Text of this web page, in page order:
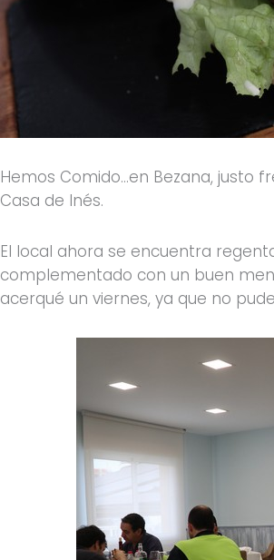
Hemos Comido…en Bezana, justo
Casa de Inés.
El local ahora se encuentra
complementado con un buen
acerqué un viernes, ya que no